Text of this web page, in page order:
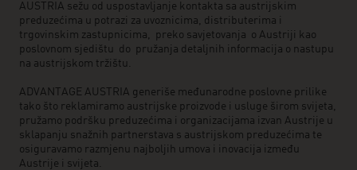
AUSTRIA sežu od uspostavljanje kontakta sa austrijskim
preduzećima u potrazi za uvoznicima, distributerima i
trgovinskim zastupnicima, preko savjetovanja o Austriji kao
poslovnom sjedištu do pružanja detaljnih informacija o nastupu
na austrijskom tržištu.
ADVANTAGE AUSTRIA generiše međunarodne poslovne prilike
tako što reklamiramo austrijske proizvode i usluge širom svijeta,
pružamo podršku preduzećima i organizacijama izvan Austrije u
sklapanju snažnih partnerstava s austrijskom preduzećima te
osiguravamo razmjenu najboljih umova i inovacija između
Austrije i svijeta.